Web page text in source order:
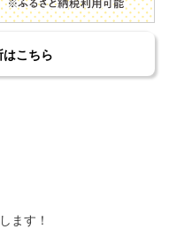
こちら
ます！